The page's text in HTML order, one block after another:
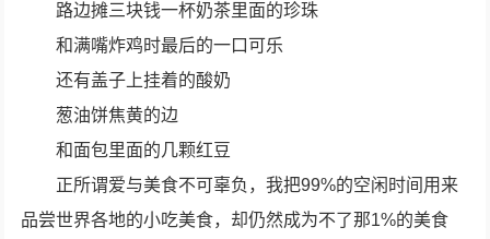
路边摊三块钱一杯奶茶里面的珍珠
和满嘴炸鸡时最后的一口可乐
还有盖子上挂着的酸奶
葱油饼焦黄的边
和面包里面的几颗红豆
正所谓爱与美食不可辜负，我把99%的空闲时间用来
品尝世界各地的小吃美食，却仍然成为不了那1%的美食